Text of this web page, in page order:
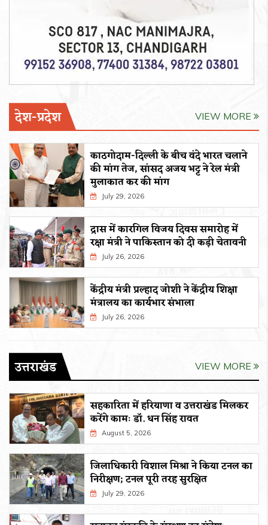
देश-प्रदेश VIEW MORE
काठगोदाम-दिल्ली के बीच वंदे भारत चलाने
की मांग तेज, सांसद अजय भट्ट ने रेल मंत्री
मुलाकात कर की मांग
July 29, 2026
द्रास में कारगिल विजय दिवस समारोह में
रक्षा मंत्री ने पाकिस्तान को दी कड़ी चेतावनी
July 26, 2026
केंद्रीय मंत्री प्रल्हाद जोशी ने केंद्रीय शिक्षा
मंत्रालय का कार्यभार संभाला
July 26, 2026
उत्तराखंड VIEW MORE
सहकारिता में हरियाणा व उत्तराखंड मिलकर
करेंगे कामः डाॅ. धन सिंह रावत
August 5, 2026
जिलाधिकारी विशाल मिश्रा ने किया टनल का
निरीक्षण; टनल पूरी तरह सुरक्षित
July 29, 2026